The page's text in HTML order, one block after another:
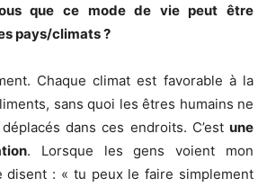
que ce mode de vie peut être
pays/climats ?
Chaque climat est favorable à la
sans quoi les êtres humains ne
dans ces endroits. C’est une
. Lorsque les gens voient mon
disent : « tu peux le faire simplement